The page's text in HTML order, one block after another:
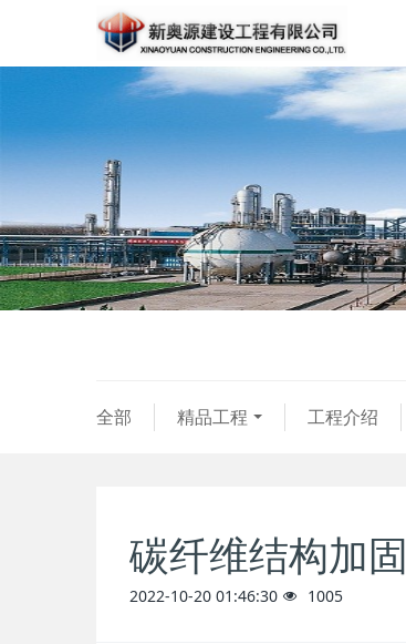
全部 精品工程 工程介绍
碳纤维结构加固
2022-10-20 01:46:30 1005